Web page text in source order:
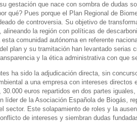
gestación que nace con sombra de dudas
qué? Pues porque el Plan Regional de
de controversia. Su objetivo de
alineando la región con políticas de
comunidad autónoma en referente
plan y su tramitación han levantado serias
y la ética administrativa con que
ha sido la adjudicación directa, sin
a una empresa con intereses directos
euros repartidos en dos partes
líder de la Asociación Española de Biogás,
sector. Este solapamiento de roles y la
de intereses y siembran dudas